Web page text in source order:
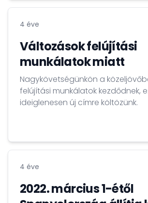
4 éve
Változások felújítási
munkálatok miatt
Nagykövetségünkön a
felújítási munkálatok kezdődnek,
ideiglenesen új címre költözünk.
4 éve
2022. március 1-étől